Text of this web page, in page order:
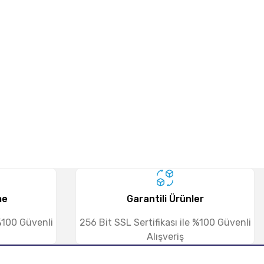
Güvenli
Garantili Ürünler
256 Bit SSL Sertifikası ile %100 Güvenli
Alışveriş